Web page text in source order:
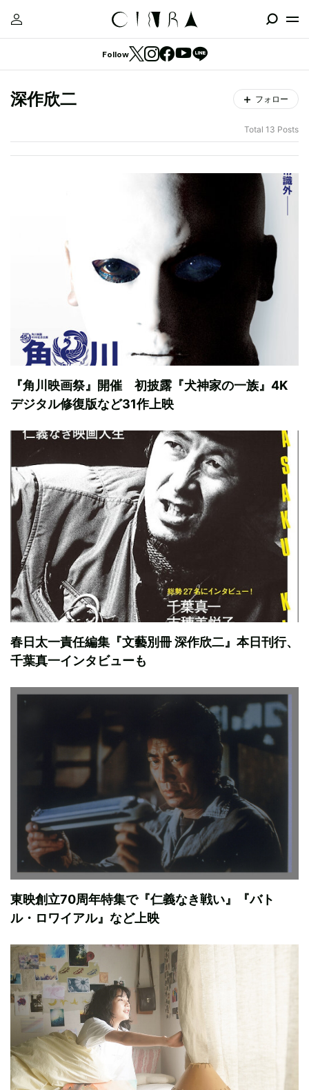
Follow
深作欣二 フォロー
Total 13 Posts
『角川映画祭』開催 初披露『犬神家の一族』4K
デジタル修復版など31作上映
春日太一責任編集『文藝別冊 深作欣二』本日刊行、
千葉真一インタビューも
東映創立70周年特集で『仁義なき戦い』『バト
ル・ロワイアル』など上映